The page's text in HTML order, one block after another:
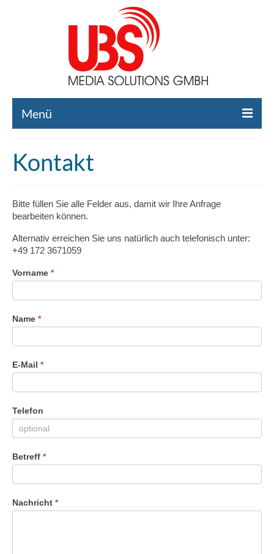
Menü
Liste gebrauchte Broadcast-Technik
Broadcast-Technik Ankauf
Broadcast-Technik Verleih
Kontakt
Kontakt
Bitte füllen Sie alle Felder aus, damit wir Ihre Anfrage
bearbeiten können.
Alternativ erreichen Sie uns natürlich auch telefonisch unter:
+49 172 3671059
Vorname *
Name *
E-Mail *
Telefon
Betreff *
Nachricht *
Falls
Du
menschlich
lasse
Feld